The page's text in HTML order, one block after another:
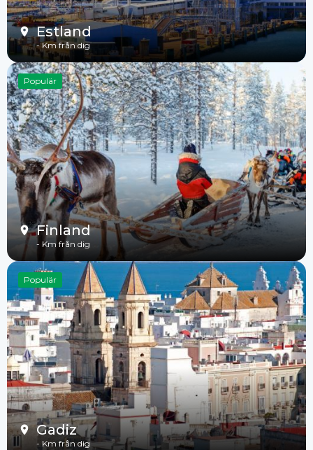
Estland
-Km från dig
Populär
Finland
- Km från dig
Populär
Gadiz
- Km från dig